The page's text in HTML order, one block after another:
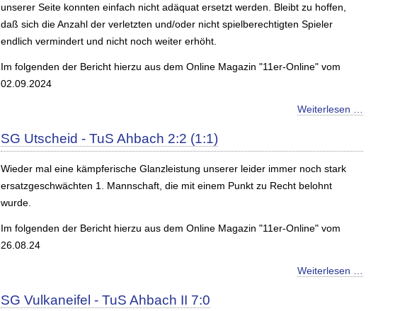
unserer Seite konnten einfach nicht adäquat ersetzt werden. Bleibt zu hoffen,
daß sich die Anzahl der verletzten und/oder nicht spielberechtigten Spieler
endlich vermindert und nicht noch weiter erhöht.
Im folgenden der Bericht hierzu aus dem Online Magazin "11er-Online" vom
02.09.2024
Weiterlesen …
SG Utscheid - TuS Ahbach 2:2 (1:1)
Wieder mal eine kämpferische Glanzleistung unserer leider immer noch stark
ersatzgeschwächten 1. Mannschaft, die mit einem Punkt zu Recht belohnt
wurde.
Im folgenden der Bericht hierzu aus dem Online Magazin "11er-Online" vom
26.08.24
Weiterlesen …
SG Vulkaneifel - TuS Ahbach II 7:0